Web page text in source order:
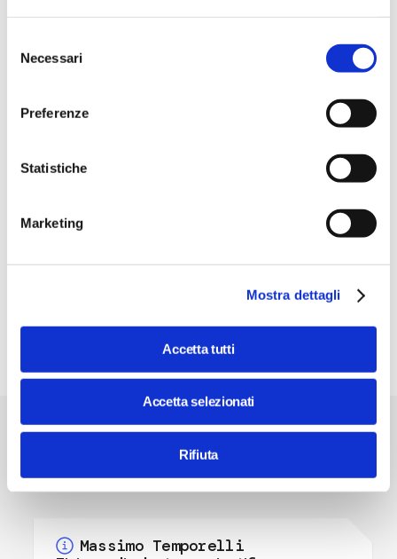
delNecessari
Preferenze
Statistiche
Marketing
Mostra dettagli
Accetta tutti
Accetta selezionati
Rifiuta
Dibattito con
Massimo Temporelli